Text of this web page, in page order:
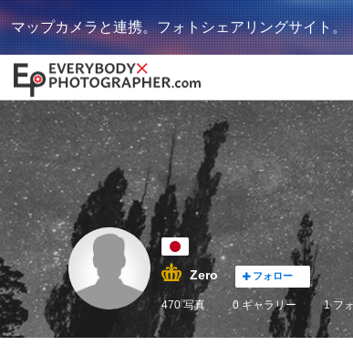
マップカメラと連携。フォトシェアリングサイト。
Zero フォロー
470 写真 0 ギャラリー 1フ